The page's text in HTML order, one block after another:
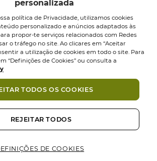
UTILIZAÇÃO
entre as mãos ou diretamente
Massaja o couro cabeludo
e depois enxagua.
COSMÉTIQUE VÉGÉTALE®
biodegradáveis
nos campos de
em La Gacilly, França
100% reciclável
gostar
personalizada
política de Privacidade, utilizamos cookies
personalizado e anúncios adaptados às
propor-te serviços relacionados com Redes
o tráfego no site. Ao clicares em “Aceitar
a utilização de cookies em todo o site. Para
“Definições de Cookies” ou consulta a
DE COOKIES
REJEITAR TODOS
TODOS OS COOKIES